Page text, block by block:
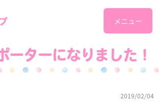
メニュー
ーターになりました！
2019/02/04